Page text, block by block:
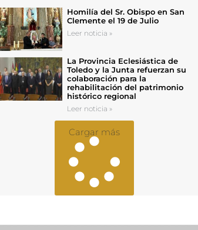
Homilía del Sr. Obispo en San
Clemente el 19 de Julio
Leer noticia »
La Provincia Eclesiástica de
Toledo y la Junta refuerzan su
colaboración para la
rehabilitación del patrimonio
histórico regional
Leer noticia »
Cargar más